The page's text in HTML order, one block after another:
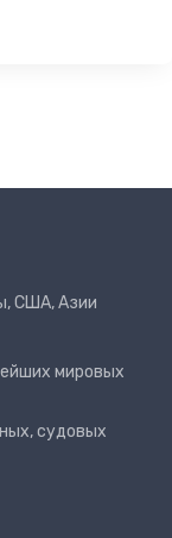
США, Азии
мировых
судовых